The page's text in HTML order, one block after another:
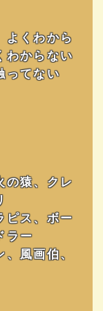
よくわから
わからない
ってない
の猿、クレ
ピス、ボー
ラー
風画伯、